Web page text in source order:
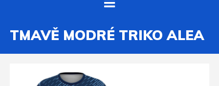
TMAVĚ MODRÉ TRIKO ALEA